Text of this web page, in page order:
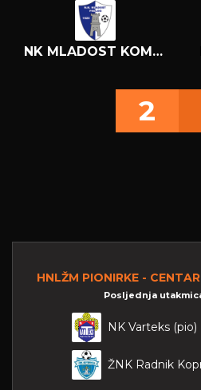
NK MLADOST KOMET
2
HNLŽM PIONIRKE -
Posljednja
NK Varteks (pio)
ŽNK Radnik